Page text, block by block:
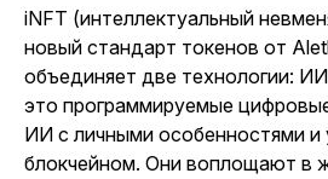
iNFT (интеллектуальный
новый стандарт токенов от
объединяет две технологии:
это программируемые
ИИ с личными особенностями и
блокчейном. Они воплощают в